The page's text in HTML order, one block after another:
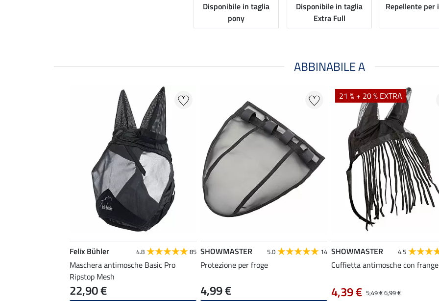
Disponibile in taglia
pony
Disponibile in taglia
Extra Full
Repellente per
ABBINABILE A
Felix Bühler 4.8 85
Maschera antimosche Basic Pro
Ripstop Mesh
22,90 €
SHOWMASTER 5.0 14
Protezione per froge
4,99 €
21 % + 20 % EXTRA
SHOWMASTER 4.5
Cuffietta antimosche con frange
5,49 €6,99 €
4,39 €